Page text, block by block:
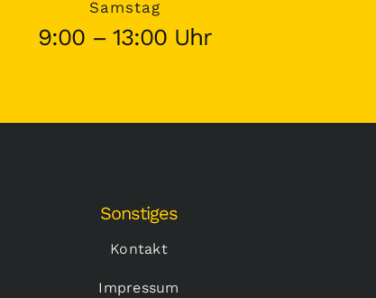
Samstag
9:00 – 13:00 Uhr
Sonstiges
Kontakt
Impressum